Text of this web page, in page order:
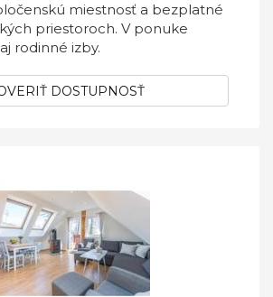
miestnosť a bezplatné
priestoroch. V ponuke
rodinné izby.
DOSTUPNOSŤ